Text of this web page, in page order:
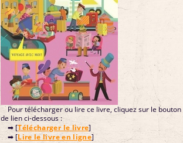
Pour télécharger ou lire ce livre, cliquez sur le bouton
de lien ci-dessous :
➡ [Télécharger le livre]
➡ [Lire le livre en ligne]